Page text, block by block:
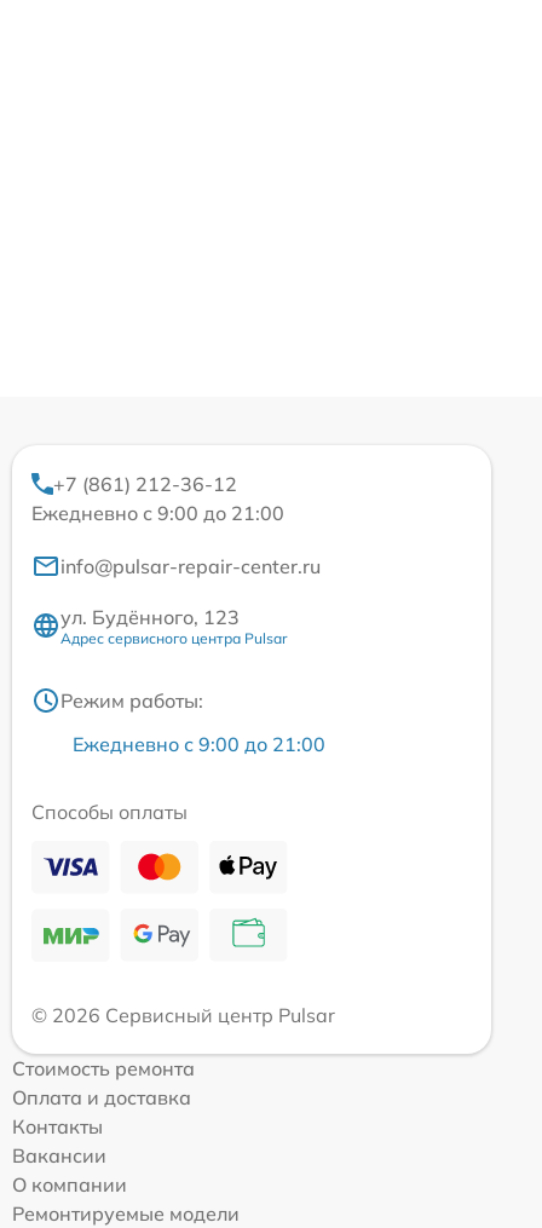
+7 (861) 212-36-12
Ежедневно с 9:00 до 21:00
info@pulsar-repair-center.ru
ул. Будённого, 123
Адрес сервисного центра Pulsar
Режим работы:
Ежедневно с 9:00 до 21:00
Способы оплаты
© 2026 Сервисный центр Pulsar
Стоимость ремонта
Оплата и доставка
Контакты
Вакансии
О компании
Ремонтируемые модели